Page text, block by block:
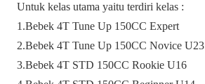
Untuk kelas utama yaitu terdiri kelas :
1.Bebek 4T Tune Up 150CC Expert
2.Bebek 4T Tune Up 150CC Novice U23
3.Bebek 4T STD 150CC Rookie U16